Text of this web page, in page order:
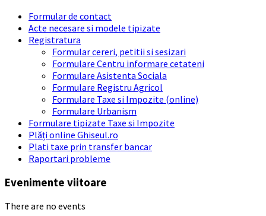
Formular de contact
Acte necesare si modele tipizate
Registratura
Formular cereri, petitii si sesizari
Formulare Centru informare cetateni
Formulare Asistenta Sociala
Formulare Registru Agricol
Formulare Taxe si Impozite (online)
Formulare Urbanism
Formulare tipizate Taxe si Impozite
Plăți online Ghiseul.ro
Plati taxe prin transfer bancar
Raportari probleme
Evenimente viitoare
There are no events